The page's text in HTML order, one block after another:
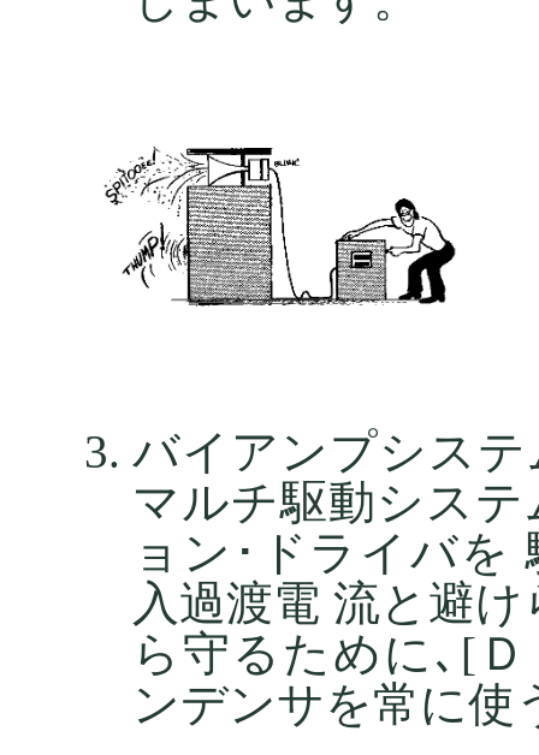
バイアンプシス
マルチ駆動シス
ョン･ドライバを
入過渡電 流と避
ら守るために､[
ンデンサを常に使